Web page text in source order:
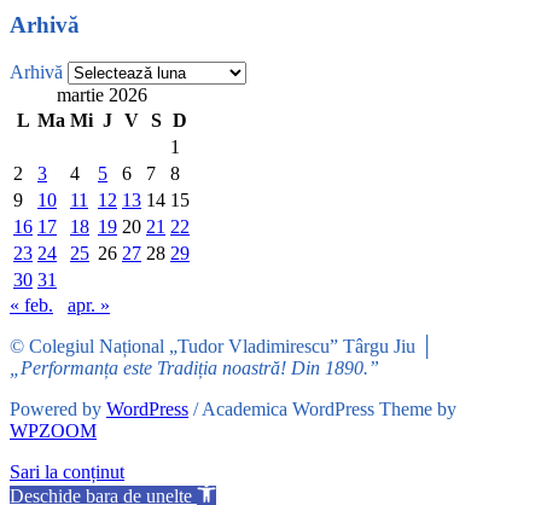
Arhivă
Arhivă
martie 2026
L Ma Mi J V S D
1
2
3 4 5 6 7
8
9
10 11 12 13 14 15
16 17 18 19 20 21 22
23 24 25 26 27 28 29
30 31
« feb.
apr. »
© Colegiul Național „Tudor Vladimirescu” Târgu Jiu │
„Performanța este Tradiția noastră! Din 1890.”
Powered by WordPress / Academica WordPress Theme by
WPZOOM
Sari la conținut
Deschide bara de unelte